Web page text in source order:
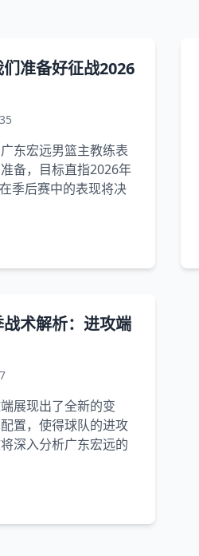
准备好征战2026
东宏远男篮主教练表
备，目标直指2026年
季后赛中的表现将决
术解析：进攻端
展现出了全新的变
置，使得球队的进攻
深入分析广东宏远的